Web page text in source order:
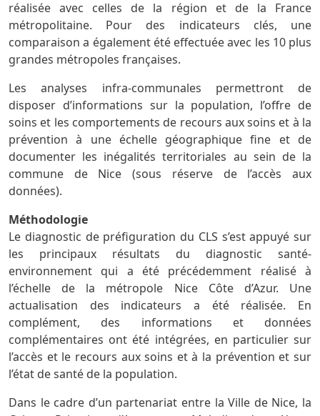
réalisée avec celles de la région et de la France
métropolitaine. Pour des indicateurs clés, une
comparaison a également été effectuée avec les 10 plus
grandes métropoles françaises.
Les analyses infra-communales permettront de
disposer d’informations sur la population, l’offre de
soins et les comportements de recours aux soins et à la
prévention à une échelle géographique fine et de
documenter les inégalités territoriales au sein de la
commune de Nice (sous réserve de l’accès aux
données).
Méthodologie
Le diagnostic de préfiguration du CLS s’est appuyé sur
les principaux résultats du diagnostic santé-
environnement qui a été précédemment réalisé à
l’échelle de la métropole Nice Côte d’Azur. Une
actualisation des indicateurs a été réalisée. En
complément, des informations et données
complémentaires ont été intégrées, en particulier sur
l’accès et le recours aux soins et à la prévention et sur
l’état de santé de la population.
Dans le cadre d’un partenariat entre la Ville de Nice, la